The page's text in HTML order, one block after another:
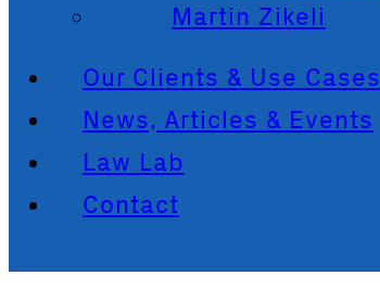
Martin Zikeli
Our Clients & Use Cases
News, Articles & Events
Law Lab
Contact